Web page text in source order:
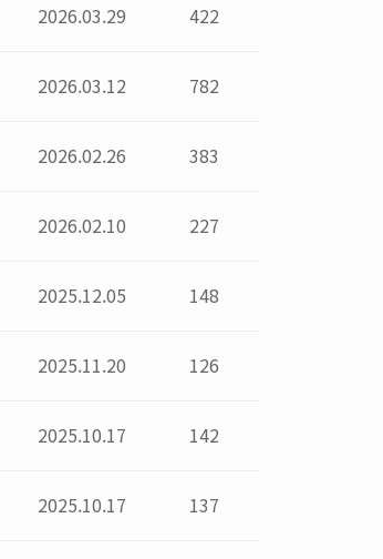
2026.03.29 422
2026.03.12 782
2026.02.26 383
2026.02.10 227
2025.12.05 148
2025.11.20 126
2025.10.17 142
2025.10.17 137